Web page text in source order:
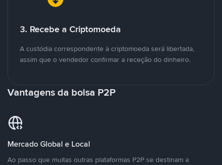
3. Recebe a Criptomoeda
A custódia correspondente à criptomoeda será libertada,
assim que o vendedor confirmar a receção do dinheiro.
Vantagens da bolsa P2P
Mercado Global e Local
Ao passo que muitas outras plataformas P2P se destinam a